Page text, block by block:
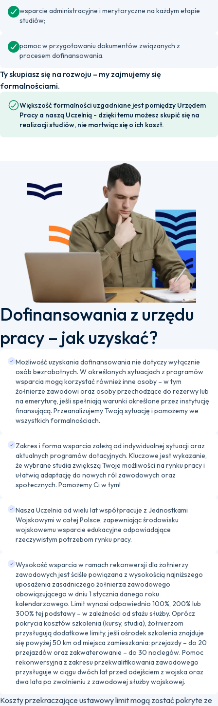
wsparcie administracyjne i merytoryczne na każdym etapie
studiów;
pomoc w przygotowaniu dokumentów związanych z
procesem dofinansowania.
Ty skupiasz się na rozwoju – my zajmujemy się
formalnościami.
Większość formalności uzgadniane jest pomiędzy Urzędem
Pracy a naszą Uczelnią - dzięki temu możesz skupić się na
realizacji studiów, nie martwiąc się o ich koszt.
Dofinansowania z urzędu
pracy – jak uzyskać?
Możliwość uzyskania dofinansowania nie dotyczy wyłącznie
osób bezrobotnych. W określonych sytuacjach z programów
wsparcia mogą korzystać również inne osoby – w tym
żołnierze zawodowi oraz osoby przechodzące do rezerwy lub
na emeryturę, jeśli spełniają warunki określone przez instytucję
finansującą. Przeanalizujemy Twoją sytuację i pomożemy we
wszystkich formalnościach.
Zakres i forma wsparcia zależą od indywidualnej sytuacji oraz
aktualnych programów dotacyjnych. Kluczowe jest wykazanie,
że wybrane studia zwiększą Twoje możliwości na rynku pracy i
ułatwią adaptację do nowych ról zawodowych oraz
społecznych. Pomożemy Ci w tym!
Nasza Uczelnia od wielu lat współpracuje z Jednostkami
Wojskowymi w całej Polsce, zapewniając środowisku
wojskowemu wsparcie edukacyjne odpowiadające
rzeczywistym potrzebom rynku pracy.
Wysokość wsparcia w ramach rekonwersji dla żołnierzy
zawodowych jest ściśle powiązana z wysokością najniższego
uposażenia zasadniczego żołnierza zawodowego
obowiązującego w dniu 1 stycznia danego roku
kalendarzowego. Limit wynosi odpowiednio 100%, 200% lub
300% tej podstawy – w zależności od stażu służby. Oprócz
pokrycia kosztów szkolenia (kursy, studia), żołnierzom
przysługują dodatkowe limity, jeśli ośrodek szkolenia znajduje
się powyżej 50 km od miejsca zamieszkania: przejazdy – do 20
przejazdów oraz zakwaterowanie – do 30 noclegów. Pomoc
rekonwersyjna z zakresu przekwalifikowania zawodowego
przysługuje w ciągu dwóch lat przed odejściem z wojska oraz
dwa lata po zwolnieniu z zawodowej służby wojskowej.
Koszty przekraczające ustawowy limit mogą zostać pokryte ze